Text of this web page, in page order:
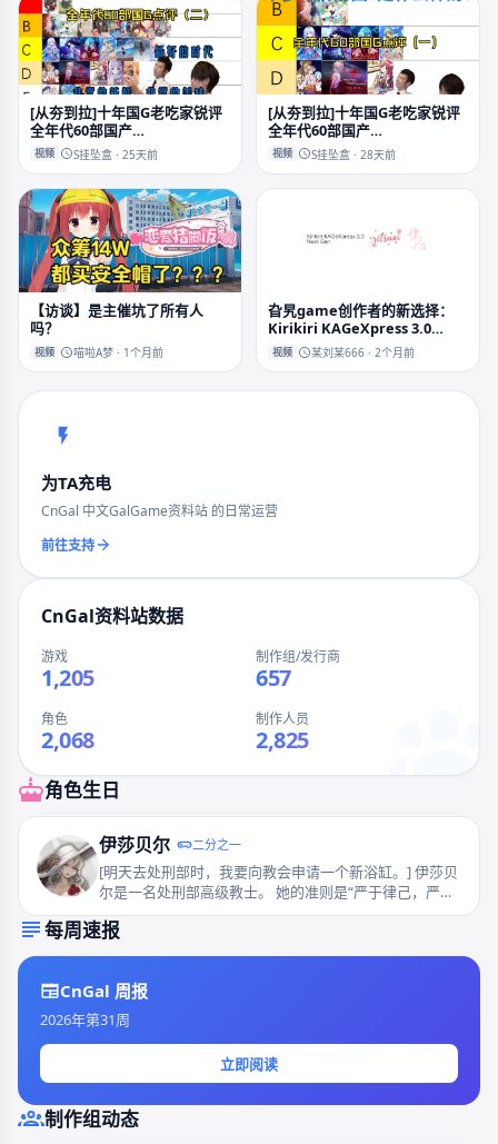
[从夯到拉]十年国G老吃家锐评
全年代60部国产
galgame（二）2014~2020
视频 S挂坠盒 · 25天前
[从夯到拉]十年国G老吃家锐评
全年代60部国产
galgame（一）2008~2013
视频 S挂坠盒 · 28天前
【访谈】是主催坑了所有人
吗？
视频 喵啦A梦 · 1个月前
旮旯game创作者的新选择：
Kirikiri KAGeXpress 3.0
Next Gen.（体验视频）
视频 某刘某666 · 2个月前
为TA充电
CnGal 中文GalGame资料站 的日常运营
前往支持
CnGal资料站数据
游戏
1,205
制作组/发行商
657
角色
2,068
制作人员
2,825
角色生日
伊莎贝尔 二分之一
[明天去处刑部时，我要向教会申请一个新浴缸。] 伊莎贝
尔是一名处刑部高级教士。 她的准则是“严于律己，严于
律人”，她对一切都有着极高的要求，希望一切都能有秩
序的运转，并且每个人都应该贯彻自己的“优雅”。 她很喜
欢玫瑰花，特意让圣研部给自己制作了一把能长出玫瑰荆
来却形同陌路，教会很少有人知道其中的原因。
每周速报
CnGal 周报
2026年第31周
立即阅读
制作组动态